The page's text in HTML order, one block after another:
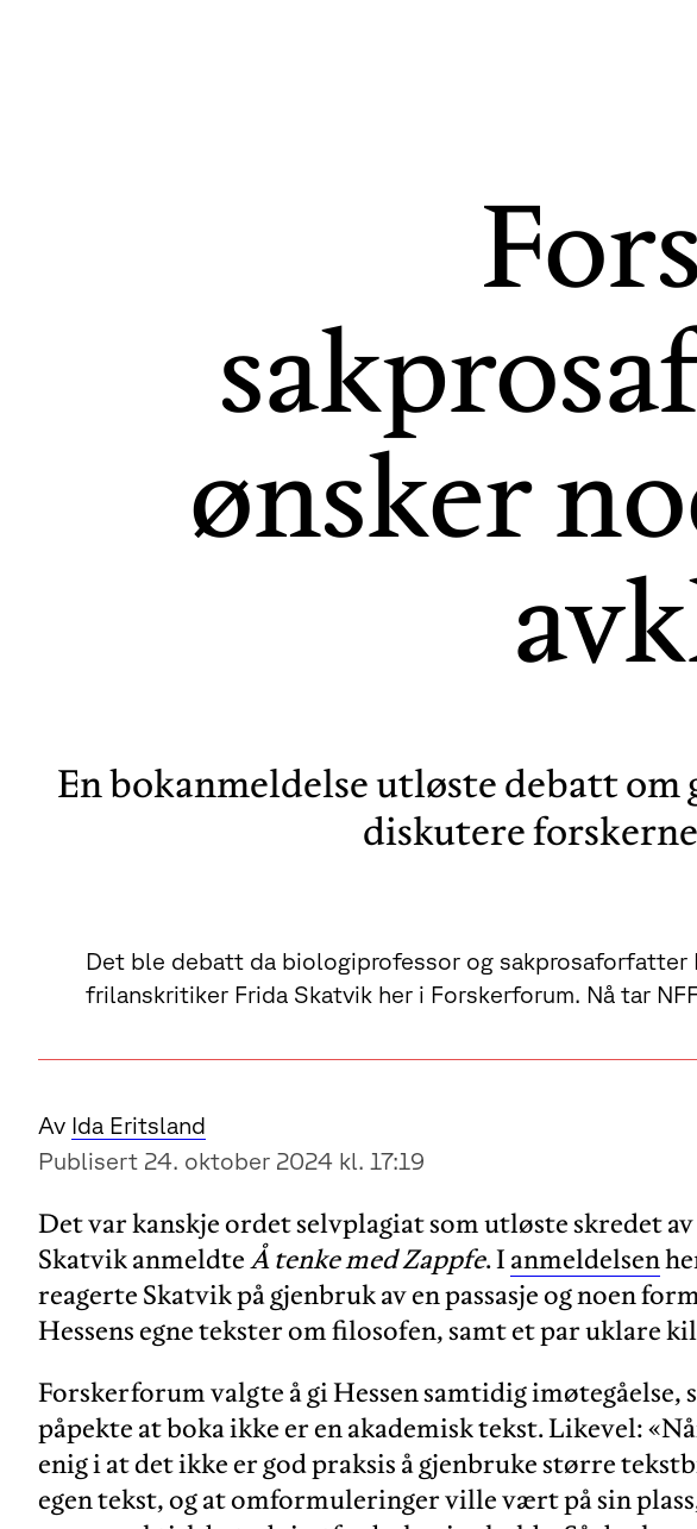
ønsker
En bokanmeldelse utløste debatt
diskutere
Det ble debatt da biologiprofessor og sakprosaforfatter
frilanskritiker Frida Skatvik her i Forskerforum. Nå tar
Av Ida Eritsland
Publisert 24. oktober 2024 kl. 17:19
Det var kanskje ordet selvplagiat som utløste skredet
Skatvik anmeldteÅ tenke med Zappfe. I anmeldelsen
reagerte Skatvik på gjenbruk av en passasje og noen
Hessens egne tekster om filosofen, samt et par uklare
Forskerforum valgte å gi Hessen samtidig imøtegåelse,
påpekte at boka ikke er en akademisk tekst. Likevel:
enig i at det ikke er god praksis å gjenbruke større
egen tekst, og at omformuleringer ville vært på sin